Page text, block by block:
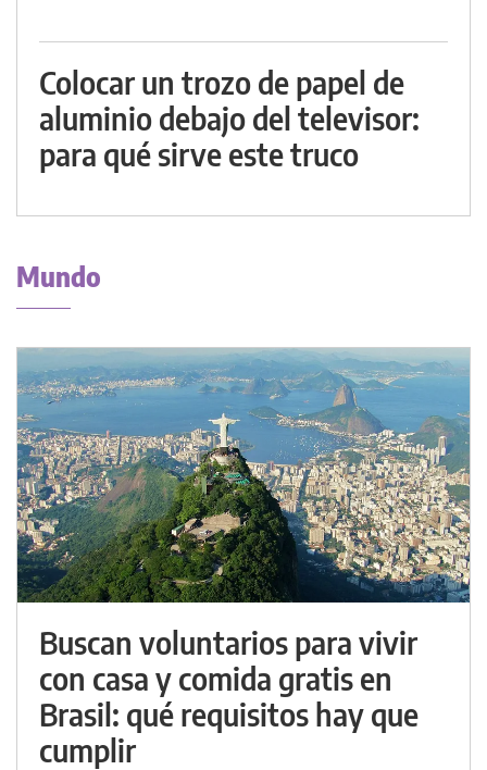
Colocar un trozo de papel de
aluminio debajo del televisor:
para qué sirve este truco
Mundo
Buscan voluntarios para vivir
con casa y comida gratis en
Brasil: qué requisitos hay que
cumplir